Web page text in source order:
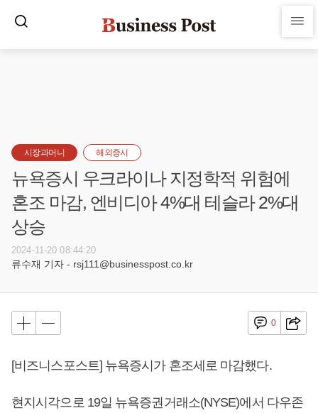
시장과머니 해외증시
뉴욕증시 우크라이나 지정학적 위험에
혼조 마감, 엔비디아 4%대 테슬라 2%대
상승
2024-11-20 08:44:20
류수재 기자 - rsj111@businesspost.co.kr
0
[비즈니스포스트] 뉴욕증시가 혼조세로 마감했다.
현지시각으로 19일 뉴욕증권거래소(NYSE)에서 다우존